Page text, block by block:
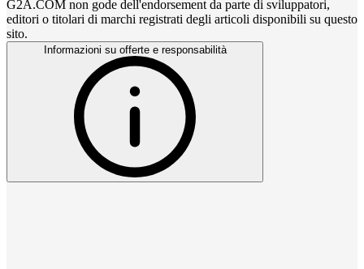
G2A.COM non gode dell'endorsement da parte di sviluppatori,
editori o titolari di marchi registrati degli articoli disponibili su questo
sito.
Informazioni su offerte e responsabilità